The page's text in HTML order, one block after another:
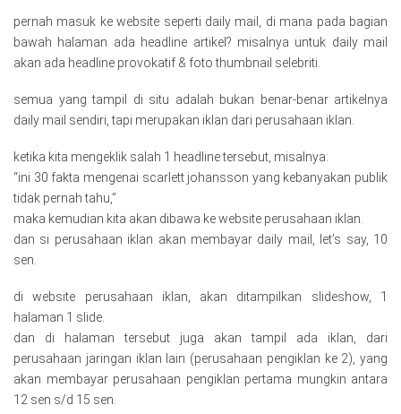
pernah masuk ke website seperti daily mail, di mana pada bagian
bawah halaman ada headline artikel? misalnya untuk daily mail
akan ada headline provokatif & foto thumbnail selebriti.
semua yang tampil di situ adalah bukan benar-benar artikelnya
daily mail sendiri, tapi merupakan iklan dari perusahaan iklan.
ketika kita mengeklik salah 1 headline tersebut, misalnya:
“ini 30 fakta mengenai scarlett johansson yang kebanyakan publik
tidak pernah tahu,”
maka kemudian kita akan dibawa ke website perusahaan iklan.
dan si perusahaan iklan akan membayar daily mail, let’s say, 10
sen.
di website perusahaan iklan, akan ditampilkan slideshow, 1
halaman 1 slide.
dan di halaman tersebut juga akan tampil ada iklan, dari
perusahaan jaringan iklan lain (perusahaan pengiklan ke 2), yang
akan membayar perusahaan pengiklan pertama mungkin antara
12 sen s/d 15 sen.